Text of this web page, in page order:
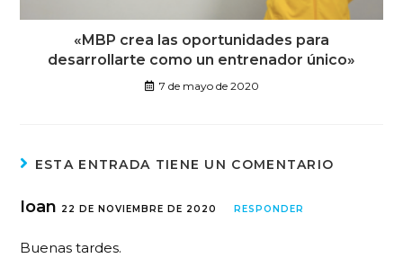
«MBP crea las oportunidades para
desarrollarte como un entrenador único»
7 de mayo de 2020
ESTA ENTRADA TIENE UN COMENTARIO
Ioan 22 DE NOVIEMBRE DE 2020 RESPONDER
Buenas tardes.